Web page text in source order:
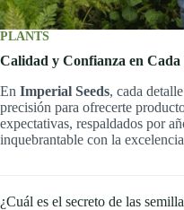
PLANTS
Calidad y Confianza en Cada
En Imperial Seeds, cada
precisión para ofrecerte
expectativas, respaldados por
inquebrantable con la
¿Cuál es el secreto de las